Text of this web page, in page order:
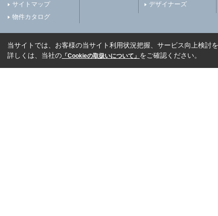
サイトマップ
物件カタログ
デザイナーズ
当サイトでは、お客様の当サイト利用状況把握、サービス向上検討
詳しくは、当社の 「Cookieの取扱いについて」 をご確認ください。